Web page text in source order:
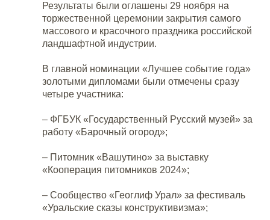
Результаты были оглашены 29 ноября на
торжественной церемонии закрытия самого
массового и красочного праздника российской
ландшафтной индустрии.
В главной номинации «Лучшее событие года»
золотыми дипломами были отмечены сразу
четыре участника:
– ФГБУК «Государственный Русский музей» за
работу «Барочный огород»;
– Питомник «Вашутино» за выставку
«Кооперация питомников 2024»;
– Сообщество «Геоглиф Урал» за фестиваль
«Уральские сказы конструктивизма»;